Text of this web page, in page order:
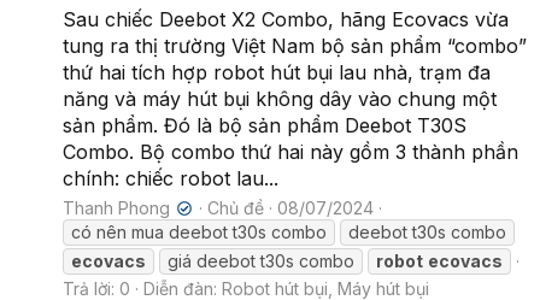
Sau chiếc Deebot X2 Combo, hãng Ecovacs vừa
tung ra thị trường Việt Nam bộ sản phẩm “combo”
thứ hai tích hợp robot hút bụi lau nhà, trạm đa
năng và máy hút bụi không dây vào chung một
sản phẩm. Đó là bộ sản phẩm Deebot T30S
Combo. Bộ combo thứ hai này gồm 3 thành phần
chính: chiếc robot lau...
Thanh Phong ✔ Chủ đề
08/07/2024
có nên mua deebot t30s combo
deebot t30s combo
ecovacs
giá deebot t30s combo robot ecovacs
Trả lời: 0
Diễn đàn: Robot hút bụi, Máy hút bụi